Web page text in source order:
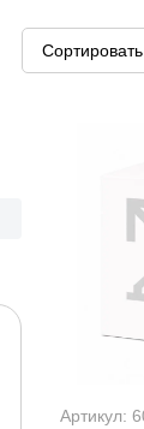
Артикул: